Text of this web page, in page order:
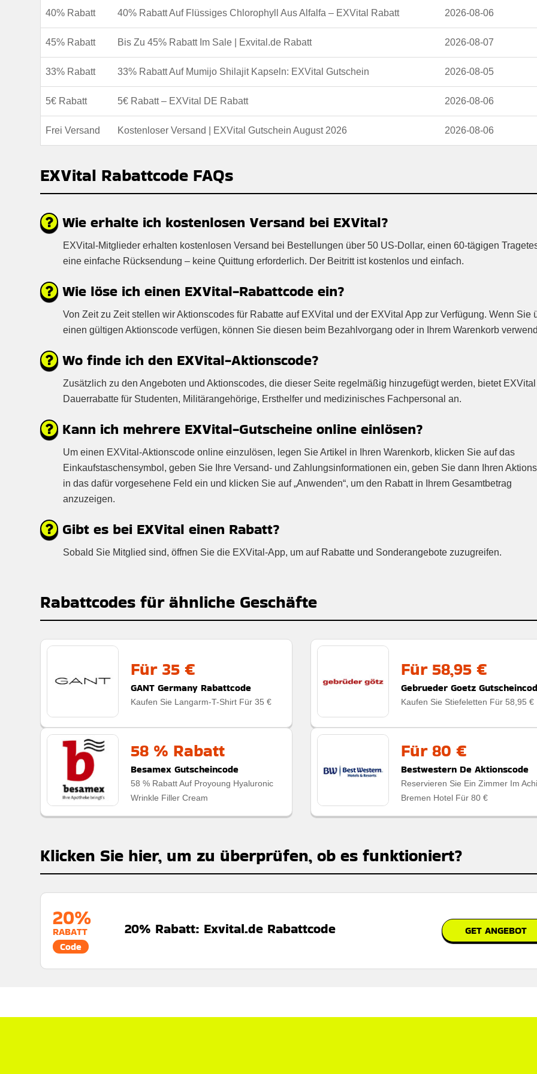
40% Rabatt 40% Rabatt Auf Flüssiges Chlorophyll Aus Alfalfa – EXVital Rabatt 2026-08-06
45% Rabatt Bis Zu 45% Rabatt Im Sale | Exvital.de Rabatt 2026-08-07
33% Rabatt 33% Rabatt Auf Mumijo Shilajit Kapseln: EXVital Gutschein 2026-08-05
5€ Rabatt 5€ Rabatt – EXVital DE Rabatt 2026-08-06
Frei Versand Kostenloser Versand | EXVital Gutschein August 2026 2026-08-06
EXVital Rabattcode FAQs
Wie erhalte ich kostenlosen Versand bei EXVital?
EXVital-Mitglieder erhalten kostenlosen Versand bei Bestellungen über 50 US-Dollar, einen 60-tägigen
eine einfache Rücksendung – keine Quittung erforderlich. Der Beitritt ist kostenlos und einfach.
Wie löse ich einen EXVital-Rabattcode ein?
Von Zeit zu Zeit stellen wir Aktionscodes für Rabatte auf EXVital und der EXVital App zur Verfügung. Wenn Sie
einen gültigen Aktionscode verfügen, können Sie diesen beim Bezahlvorgang oder in Ihrem Warenkorb
Wo finde ich den EXVital-Aktionscode?
Zusätzlich zu den Angeboten und Aktionscodes, die dieser Seite regelmäßig hinzugefügt werden, bietet
Dauerrabatte für Studenten, Militärangehörige, Ersthelfer und medizinisches Fachpersonal an.
Kann ich mehrere EXVital-Gutscheine online einlösen?
Um einen EXVital-Aktionscode online einzulösen, legen Sie Artikel in Ihren Warenkorb, klicken Sie auf das
Einkaufstaschensymbol, geben Sie Ihre Versand- und Zahlungsinformationen ein, geben Sie dann Ihren
in das dafür vorgesehene Feld ein und klicken Sie auf „Anwenden“, um den Rabatt in Ihrem Gesamtbetrag
anzuzeigen.
Gibt es bei EXVital einen Rabatt?
Sobald Sie Mitglied sind, öffnen Sie die EXVital-App, um auf Rabatte und Sonderangebote zuzugreifen.
Rabattcodes für ähnliche Geschäfte
Für 35 €
GANT Germany Rabattcode
Kaufen Sie Langarm-T-Shirt Für 35 €
Für 58,95 €
Gebrueder Goetz
Kaufen Sie Stiefeletten Für 58,95 €
58 % Rabatt
Besamex Gutscheincode
58 % Rabatt Auf Proyoung Hyaluronic
Wrinkle Filler Cream
Für 80 €
Bestwestern De Aktionscode
Reservieren Sie Ein Zimmer Im
Bremen Hotel Für 80 €
Klicken Sie hier, um zu überprüfen, ob es funktioniert?
20%
RABATT
Code
20% Rabatt: Exvital.de Rabattcode GET ANGEBOT